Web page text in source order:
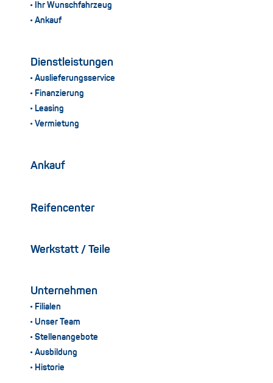
Ihr Wunschfahrzeug
Ankauf
Dienstleistungen
Auslieferungsservice
Finanzierung
Leasing
Vermietung
Ankauf
Reifencenter
Werkstatt / Teile
Unternehmen
Filialen
Unser Team
Stellenangebote
Ausbildung
Historie